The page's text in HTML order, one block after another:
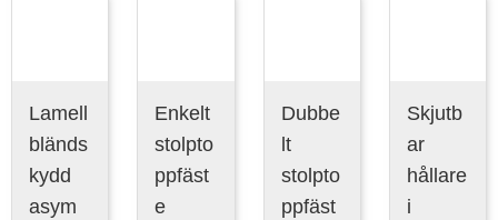
Lamell
bländs
kydd
asym
Enkelt
stolpto
ppfäst
e
Dubbe
lt
stolpto
ppfäst
Skjutb
ar
hållare
i